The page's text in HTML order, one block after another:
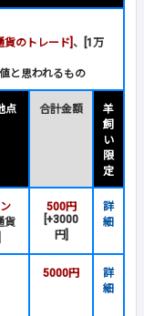
のトレード] 、[1万
と思われるもの
点 合計金額
羊
飼
い
限
定
貨
500円
[+3000
円]
詳
細
5000円
詳
細